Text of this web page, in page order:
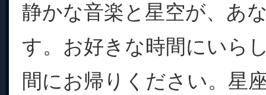
静かな音楽と星空が、あ
す。お好きな時間にいら
間にお帰りください。星